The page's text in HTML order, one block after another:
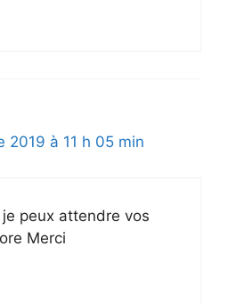
2019 à 11 h 05 min
peux attendre vos
Merci